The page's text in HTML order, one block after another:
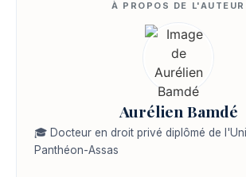
Aurélien Bamdé
🎓 Docteur en droit privé diplômé de
Panthéon-Assas